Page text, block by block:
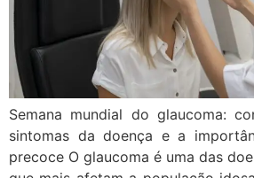
Semana mundial do glaucoma:
sintomas da doença e a
precoce O glaucoma é uma das